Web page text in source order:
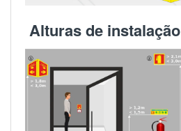
Alturas de instalação